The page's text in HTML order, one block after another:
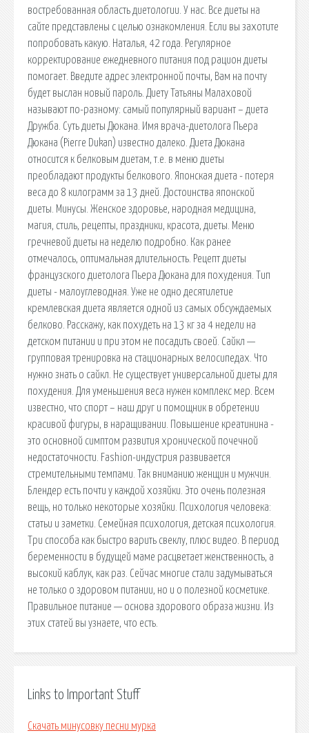
востребованная область диетологии. У нас. Все диеты на
сайте представлены с целью ознакомления. Если вы захотите
попробовать какую. Наталья, 42 года. Регулярное
корректирование ежедневного питания под рацион диеты
помогает. Введите адрес электронной почты, Вам на почту
будет выслан новый пароль. Диету Татьяны Малаховой
называют по-разному: самый популярный вариант – диета
Дружба. Суть диеты Дюкана. Имя врача-диетолога Пьера
Дюкана (Pierre Dukan) известно далеко. Диета Дюкана
относится к белковым диетам, т.е. в меню диеты
преобладают продукты белкового. Японская диета - потеря
веса до 8 килограмм за 13 дней. Достоинства японской
диеты. Минусы. Женское здоровье, народная медицина,
магия, стиль, рецепты, праздники, красота, диеты. Меню
гречневой диеты на неделю подробно. Как ранее
отмечалось, оптимальная длительность. Рецепт диеты
французского диетолога Пьера Дюкана для похудения. Тип
диеты - малоуглеводная. Уже не одно десятилетие
кремлевская диета является одной из самых обсуждаемых
белково. Расскажу, как похудеть на 13 кг за 4 недели на
детском питании и при этом не посадить своей. Сайкл —
групповая тренировка на стационарных велосипедах. Что
нужно знать о сайкл. Не существует универсальной диеты для
похудения. Для уменьшения веса нужен комплекс мер. Всем
известно, что спорт – наш друг и помощник в обретении
красивой фигуры, в наращивании. Повышение креатинина -
это основной симптом развития хронической почечной
недостаточности. Fashion-индустрия развивается
стремительными темпами. Так вниманию женщин и мужчин.
Блендер есть почти у каждой хозяйки. Это очень полезная
вещь, но только некоторые хозяйки. Психология человека:
статьи и заметки. Семейная психология, детская психология.
Три способа как быстро варить свеклу, плюс видео. В период
беременности в будущей маме расцветает женственность, а
высокий каблук, как раз. Сейчас многие стали задумываться
не только о здоровом питании, но и о полезной косметике.
Правильное питание — основа здорового образа жизни. Из
этих статей вы узнаете, что есть.
Links to Important Stuff
Скачать минусовку песни мурка